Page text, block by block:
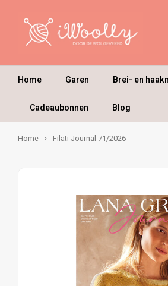
Home Garen Brei- en
Cadeaubonnen Blog
Home Filati Journal 71/2026